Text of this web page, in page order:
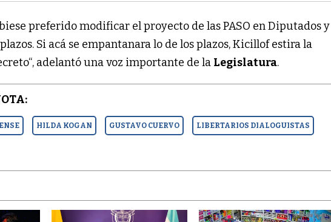
preferido modificar el proyecto de las PASO en Diputados y
Si acá se empantanara lo de los plazos, Kicillof estira la
adelantó una voz importante de la Legislatura.
HILDA KOGAN GUSTAVO CUERVO LIBERTARIOS DIALOGUISTAS